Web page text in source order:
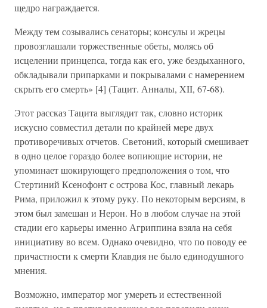
щедро награждается.
Между тем созывались сенаторы; консулы и жрецы
провозглашали торжественные обеты, молясь об
исцелении принцепса, тогда как его, уже бездыханного,
обкладывали припарками и покрывалами с намерением
скрыть его смерть» [4] (Тацит. Анналы, XII, 67-68).
Этот рассказ Тацита выглядит так, словно историк
искусно совместил детали по крайней мере двух
противоречивых отчетов. Светоний, который смешивает
в одно целое гораздо более вопиющие истории, не
упоминает шокирующего предположения о том, что
Стертиний Ксенофонт с острова Кос, главный лекарь
Рима, приложил к этому руку. По некоторым версиям, в
этом был замешан и Нерон. Но в любом случае на этой
стадии его карьеры именно Агриппина взяла на себя
инициативу во всем. Однако очевидно, что по поводу ее
причастности к смерти Клавдия не было единодушного
мнения.
Возможно, император мог умереть и естественной